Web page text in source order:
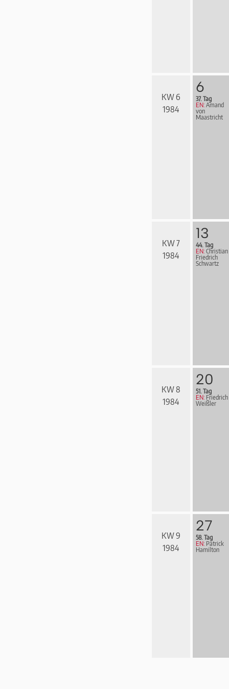
KW 6
1984
6
37. Tag
EN: Amand
von
Maastricht
KW 7
1984
13
44. Tag
EN: Christian
Friedrich
Schwartz
KW 8
1984
20
51. Tag
EN: Friedrich
Weißler
KW 9
1984
27
58. Tag
EN: Patrick
Hamilton